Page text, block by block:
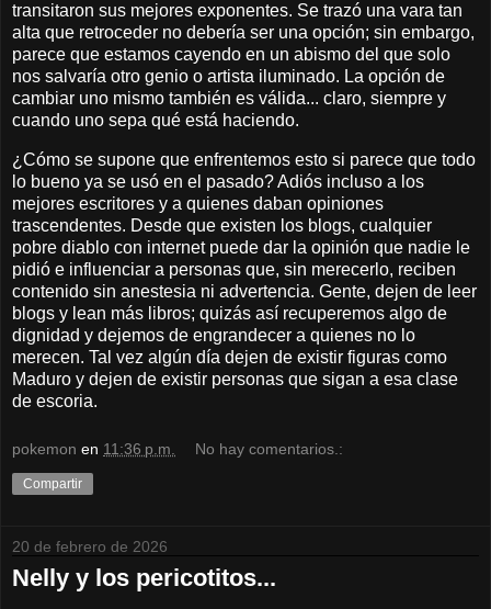
transitaron sus mejores exponentes. Se trazó una vara tan
alta que retroceder no debería ser una opción; sin embargo,
parece que estamos cayendo en un abismo del que solo
nos salvaría otro genio o artista iluminado. La opción de
cambiar uno mismo también es válida... claro, siempre y
cuando uno sepa qué está haciendo.
¿Cómo se supone que enfrentemos esto si parece que todo
lo bueno ya se usó en el pasado? Adiós incluso a los
mejores escritores y a quienes daban opiniones
trascendentes. Desde que existen los blogs, cualquier
pobre diablo con internet puede dar la opinión que nadie le
pidió e influenciar a personas que, sin merecerlo, reciben
contenido sin anestesia ni advertencia. Gente, dejen de leer
blogs y lean más libros; quizás así recuperemos algo de
dignidad y dejemos de engrandecer a quienes no lo
merecen. Tal vez algún día dejen de existir figuras como
Maduro y dejen de existir personas que sigan a esa clase
de escoria.
pokemon en 11:36 p.m. No hay comentarios.:
Compartir
20 de febrero de 2026
Nelly y los pericotitos...